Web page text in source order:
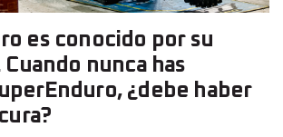
es conocido por su
nunca has
¿debe haber